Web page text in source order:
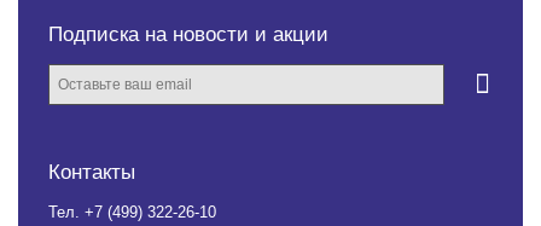
Подписка на новости и акции
Контакты
Тел. +7 (499) 322-26-10